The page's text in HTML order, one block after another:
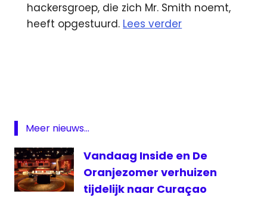
hackersgroep, die zich Mr. Smith noemt,
heeft opgestuurd. Lees verder
ORTS
Soundcloud
Talpa
TMG
Meer nieuws...
Vandaag Inside en De
Oranjezomer verhuizen
tijdelijk naar Curaçao